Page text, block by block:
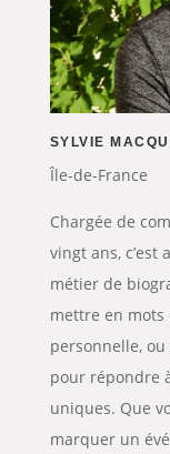
SYLVIE
Île-de-France
Chargée de
vingt ans, c’est
métier de
mettre en mots
personnelle,
pour répondre
uniques. Que
marquer un